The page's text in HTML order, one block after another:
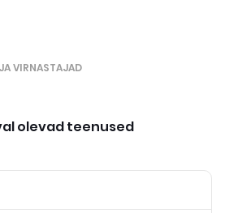
VIRNASTAJAD
olevad teenused